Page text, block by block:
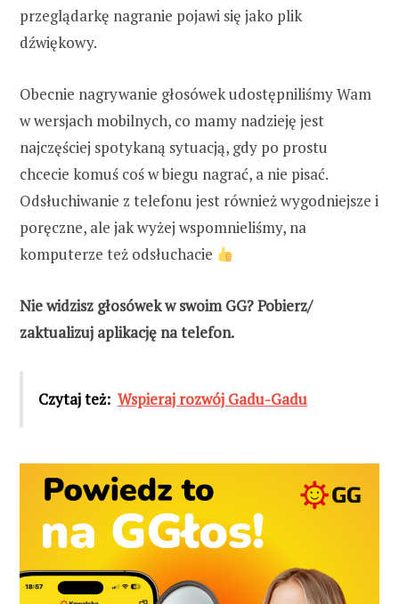
przeglądarkę nagranie pojawi się jako plik
dźwiękowy.
Obecnie nagrywanie głosówek udostępniliśmy Wam
w wersjach mobilnych, co mamy nadzieję jest
najczęściej spotykaną sytuacją, gdy po prostu
chcecie komuś coś w biegu nagrać, a nie pisać.
Odsłuchiwanie z telefonu jest również wygodniejsze i
poręczne, ale jak wyżej wspomnieliśmy, na
komputerze też odsłuchacie
Nie widzisz głosówek w swoim GG? Pobierz/
zaktualizuj aplikację na telefon.
Czytaj też: Wspieraj rozwój Gadu-Gadu